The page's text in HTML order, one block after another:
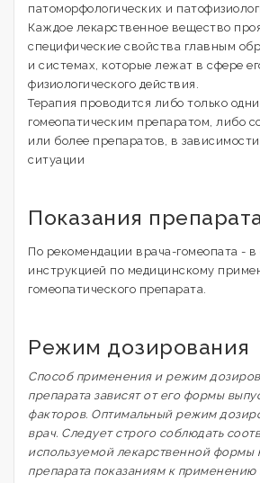
патоморфологических и
Каждое лекарственное вещество
специфические свойства главным
и системах, которые лежат в сфере
физиологического действия.
Терапия проводится либо только
гомеопатическим препаратом, либо
или более препаратов, в
ситуации
Показания
По рекомендации врача-гомеопата - в
инструкцией по медицинскому
гомеопатического препарата.
Режим дозирования
Способ применения и режим
препарата зависят от его формы
факторов. Оптимальный режим
врач. Следует строго соблюдать
используемой лекарственной формы
препарата показаниям к